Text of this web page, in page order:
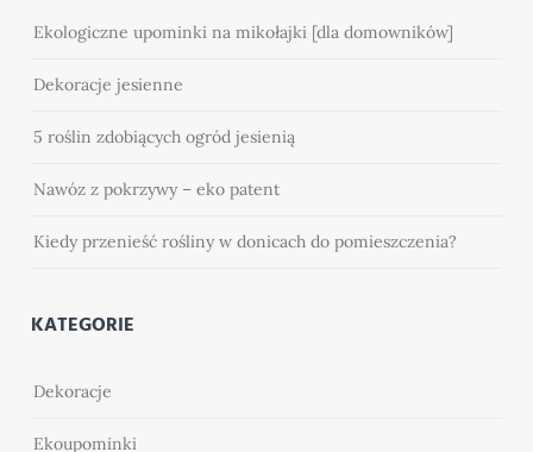
Ekologiczne upominki na mikołajki [dla domowników]
Dekoracje jesienne
5 roślin zdobiących ogród jesienią
Nawóz z pokrzywy – eko patent
Kiedy przenieść rośliny w donicach do pomieszczenia?
KATEGORIE
Dekoracje
Ekoupominki